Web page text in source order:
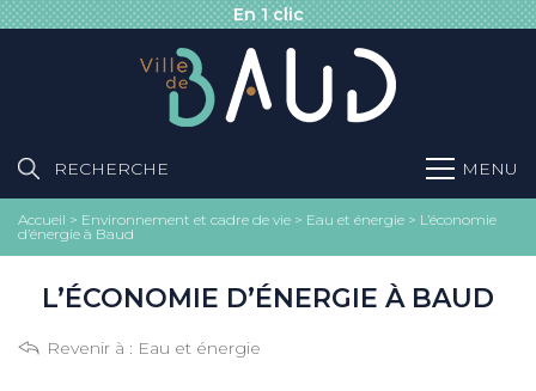
En 1 clic
RECHERCHE MENU
Accueil > Environnement et cadre de vie > Eau et énergie > L’économie
d’énergie à Baud
L’ÉCONOMIE D’ÉNERGIE À BAUD
Revenir à : Eau et énergie